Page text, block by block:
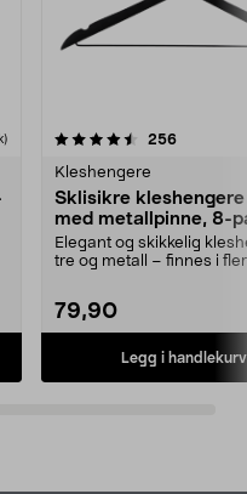
256
Kleshengere
Sklisikre
med metallpinne, 8-
Elegant og skikkelig
tre og metall – finnes i
79,90
Legg i handlekurv
4.5av 5 stjerner